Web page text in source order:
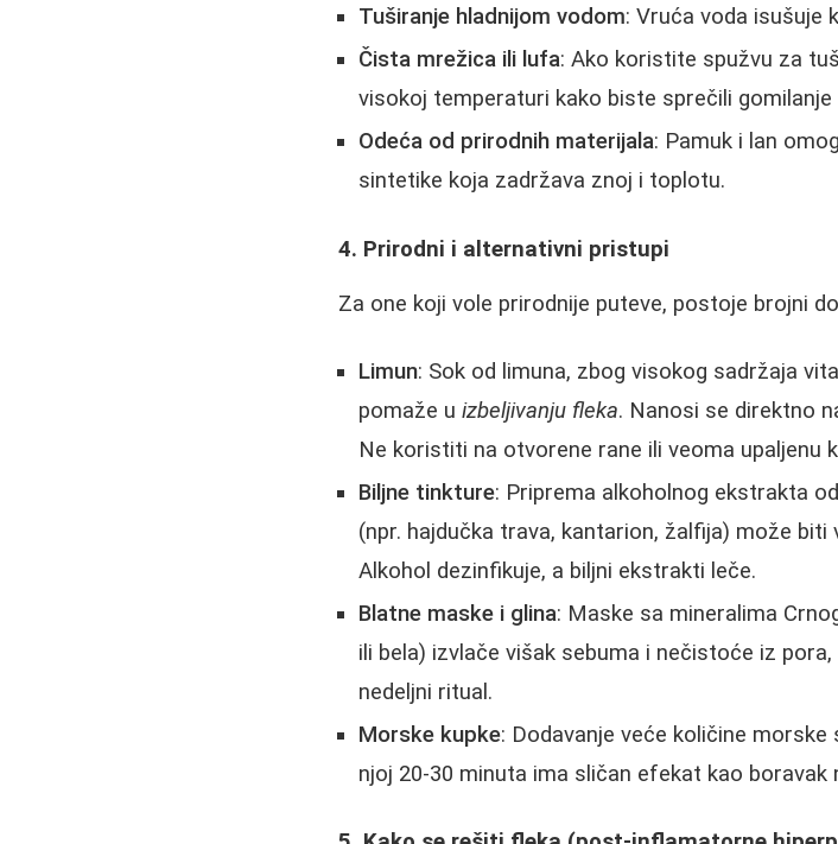
Tuširanje hladnijom vodom: Vruća voda isušuje
Čista mrežica ili lufa: Ako koristite spužvu za
visokoj temperaturi kako biste sprečili gomilanje
Odeća od prirodnih materijala: Pamuk i lan
sintetike koja zadržava znoj i toplotu.
4. Prirodni i alternativni pristupi
Za one koji vole prirodnije puteve, postoje brojni
Limun: Sok od limuna, zbog visokog sadržaja
pomaže uizbeljivanju fleka. Nanosi se direktno
Ne koristiti na otvorene rane ili veoma upaljenu
Biljne tinkture: Priprema alkoholnog ekstrakta
(npr. hajdučka trava, kantarion, žalfija) može
Alkohol dezinfikuje, a biljni ekstrakti leče.
Blatne maske i glina: Maske sa mineralima
ili bela) izvlače višak sebuma i nečistoće iz
nedeljni ritual.
Morske kupke: Dodavanje veće količine
njoj 20-30 minuta ima sličan efekat kao